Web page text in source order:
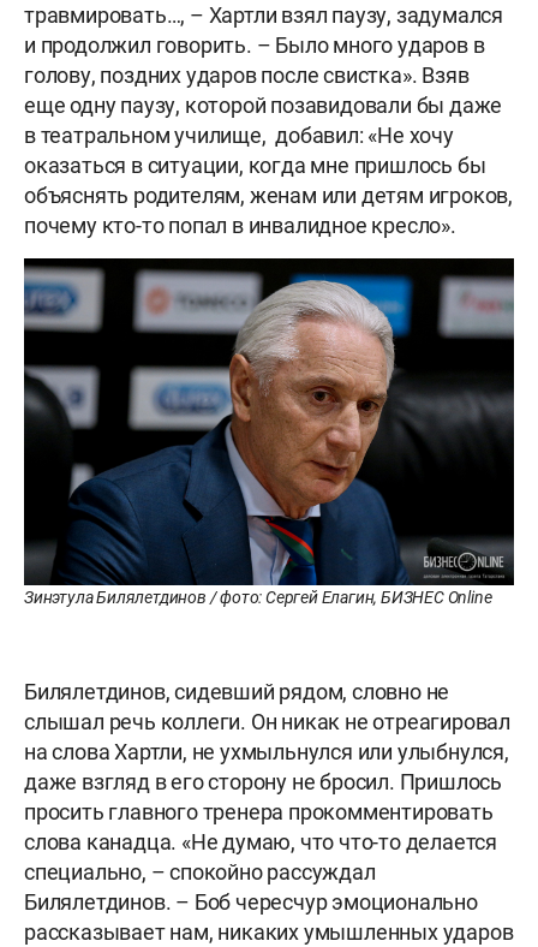
травмировать…, – Хартли взял паузу, задумался
и продолжил говорить. – Было много ударов в
голову, поздних ударов после свистка». Взяв
еще одну паузу, которой позавидовали бы даже
в театральном училище, добавил: «Не хочу
оказаться в ситуации, когда мне пришлось бы
объяснять родителям, женам или детям игроков,
почему кто-то попал в инвалидное кресло».
Зинэтула Билялетдинов / фото: Сергей Елагин, БИЗНЕС Online
Билялетдинов, сидевший рядом, словно не
слышал речь коллеги. Он никак не отреагировал
на слова Хартли, не ухмыльнулся или улыбнулся,
даже взгляд в его сторону не бросил. Пришлось
просить главного тренера прокомментировать
слова канадца. «Не думаю, что что-то делается
специально, – спокойно рассуждал
Билялетдинов. – Боб чересчур эмоционально
рассказывает нам, никаких умышленных ударов